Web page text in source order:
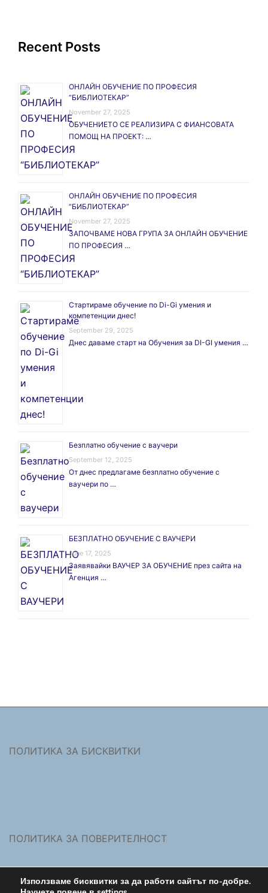
Recent Posts
ОНЛАЙН ОБУЧЕНИЕ ПО ПРОФЕСИЯ
“БИБЛИОТЕКАР”
November 27, 2025
ОБУЧЕНИЕТО СЕ РЕАЛИЗИРА С ФИАНСОВАТА
ПОМОЩ НА ПРОЕКТ: …
ОНЛАЙН ОБУЧЕНИЕ ПО ПРОФЕСИЯ
“БИБЛИОТЕКАР”
November 27, 2025
ЗАПОЧВАМЕ НОВА ГРУПА ЗА ОНЛАЙН ОБУЧЕНИЕ
ПО ПРОФЕСИЯ …
Стартираме обучение по Di-Gi умения и
компетенции днес!
September 29, 2025
Днес даваме старт на Обучения за DI-GI умения …
Безплатно обучение с ваучери
September 12, 2025
От днес предлагаме безплатно обучение с
ваучери по …
БЕЗПЛАТНО ОБУЧЕНИЕ С ВАУЧЕРИ
June 17, 2025
Заявявайки ВАУЧЕР ЗА ОБУЧЕНИЕ през сайта на
Агенция …
ПОЛИТИКА ЗА БИСКВИТКИ
ПОЛИТИКА ЗА ПОВЕРИТЕЛНОСТ
Използваме бисквитки за да работи сайтът по-добре.